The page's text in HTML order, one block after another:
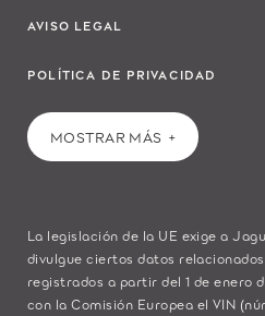
AVISO LEGAL
POLÍTICA DE PRIVACIDAD
MOSTRAR MÁS
La legislación de la UE exige a
divulgue ciertos datos
registrados a partir del 1 de enero
con la Comisión Europea el VIN